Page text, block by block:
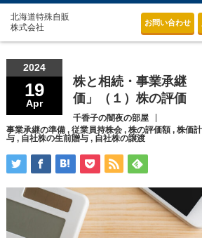
お問い合わせ
2024
19
Apr
株と相続・事業承継
価」（１）株の評価
千香子の闇夜の部屋
事業承継の準備, 従業員持株会, 株の評価額, 株価
与, 自社株の生前贈与, 自社株の譲渡